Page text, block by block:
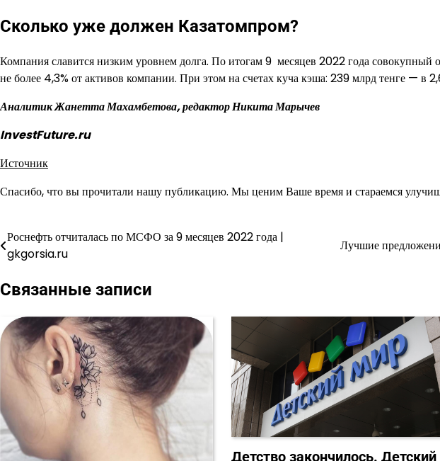
Сколько уже должен Казатомпром?
Компания славится низким уровнем долга. По итогам 9 месяцев 2022 года совокупный
не более 4,3% от активов компании. При этом на счетах куча кэша: 239 млрд тенге — в
Аналитик Жанетта Махамбетова, редактор Никита Марычев
InvestFuture.ru
Источник
Спасибо, что вы прочитали нашу публикацию. Мы ценим Ваше время и стараемся
Навигация
по
записям
Роснефть отчиталась по МСФО за 9 месяцев 2022 года |
gkgorsia.ru
Лучшие
Связанные записи
Детство закончилось. Детский